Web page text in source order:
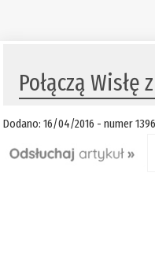
Połączą Wisłę
Dodano: 16/04/2016 - numer